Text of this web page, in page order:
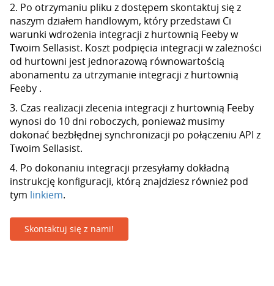
2. Po otrzymaniu pliku z dostępem skontaktuj się z
naszym działem handlowym, który przedstawi Ci
warunki wdrożenia integracji z hurtownią Feeby w
Twoim Sellasist. Koszt podpięcia integracji w zależności
od hurtowni jest jednorazową równowartością
abonamentu za utrzymanie integracji z hurtownią
Feeby .
3. Czas realizacji zlecenia integracji z hurtownią Feeby
wynosi do 10 dni roboczych, ponieważ musimy
dokonać bezbłędnej synchronizacji po połączeniu API z
Twoim Sellasist.
4. Po dokonaniu integracji przesyłamy dokładną
instrukcję konfiguracji, którą znajdziesz również pod
tym linkiem.
Skontaktuj się z nami!